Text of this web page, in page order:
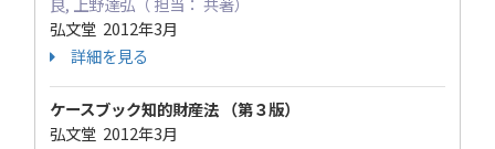
弘文堂 2012年3月
詳細を見る
ケースブック知的財産法 （第３版）
弘文堂 2012年3月